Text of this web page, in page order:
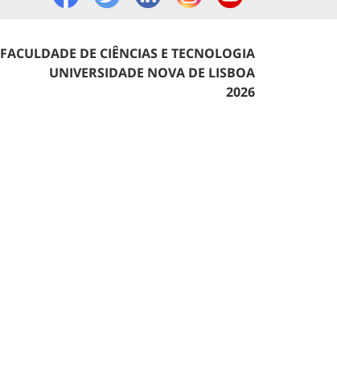
FACULDADE DE CIÊNCIAS E TECNOLOGIA
UNIVERSIDADE NOVA DE LISBOA
2026